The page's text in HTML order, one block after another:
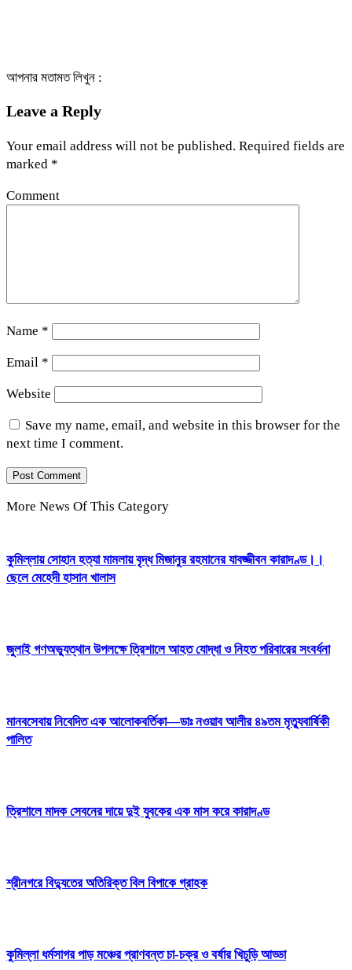
আপনার মতামত লিখুন :
Leave a Reply
Your email address will not be published. Required fields are
marked *
Comment
Name *
Email *
Website
Save my name, email, and website in this browser for the
next time I comment.
More News Of This Category
কুমিল্লায় সোহান হত্যা মামলায় বৃদ্ধ মিজানুর রহমানের যাবজ্জীবন কারাদণ্ড।।
ছেলে মেহেদী হাসান খালাস
জুলাই গণঅভ্যুত্থান উপলক্ষে ত্রিশালে আহত যোদ্ধা ও নিহত পরিবারের সংবর্ধনা
মানবসেবায় নিবেদিত এক আলোকবর্তিকা—ডাঃ নওয়াব আলীর ৪৯তম মৃত্যুবার্ষিকী
পালিত
ত্রিশালে মাদক সেবনের দায়ে দুই যুবকের এক মাস করে কারাদণ্ড
শ্রীনগরে বিদ্যুতের অতিরিক্ত বিল বিপাকে গ্রাহক
কুমিল্লা ধর্মসাগর পাড় মঞ্চের প্রাণবন্ত চা-চক্র ও বর্ষার খিচুড়ি আড্ডা